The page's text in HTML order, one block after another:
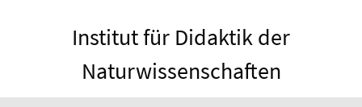
Institut für Didaktik der
Naturwissenschaften